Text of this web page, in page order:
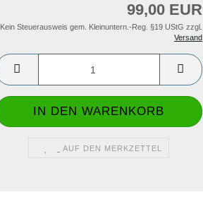
99,00 EUR
Kein Steuerausweis gem. Kleinuntern.-Reg. §19 UStG zzgl.
Versand
AUF DEN MERKZETTEL